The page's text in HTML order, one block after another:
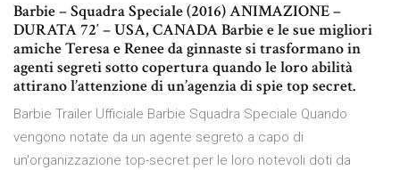
Barbie – Squadra Speciale (2016) ANIMAZIONE –
DURATA 72′ – USA, CANADA Barbie e le sue migliori
amiche Teresa e Renee da ginnaste si trasformano in
agenti segreti sotto copertura quando le loro abilità
attirano l’attenzione di un’agenzia di spie top secret.
Barbie Trailer Ufficiale Barbie Squadra Speciale Quando
vengono notate da un agente segreto a capo di
un'organizzazione top-secret per le loro notevoli doti da